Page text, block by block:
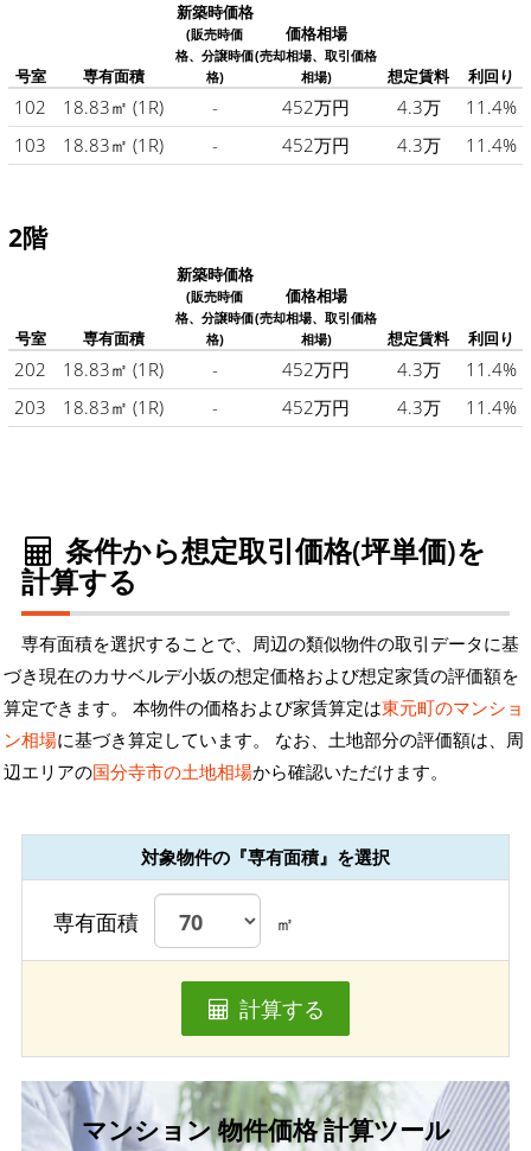
号室 専有面積
新築時価格
(販売時価
格、分譲時価
格)
価格相場
(売却相場、取引価格
相場)
想定賃料 利回り
102 18.83㎡ (1R) - 452万円 4.3万
11.4%
103
18.83㎡ (1R) - 452万円 4.3万 11.4%
2階
号室 専有面積
新築時価格
(販売時価
格、分譲時価
格)
価格相場
(売却相場、取引価格
相場)
想定賃料 利回り
202 18.83㎡ (1R) - 452万円 4.3万
11.4%
203
18.83㎡ (1R) - 452万円 4.3万 11.4%
条件から想定取引価格(坪単価)を
計算する
専有面積を選択することで、周辺の類似物件の取引データに基
づき現在のカサベルデ小坂の想定価格および想定家賃の評価額を
算定できます。 本物件の価格および家賃算定は東元町のマンショ
ン相場に基づき算定しています。 なお、土地部分の評価額は、周
辺エリアの国分寺市の土地相場から確認いただけます。
対象物件の『専有面積』を選択
専有面積 ㎡
計算する
マンション 物件価格 計算ツール